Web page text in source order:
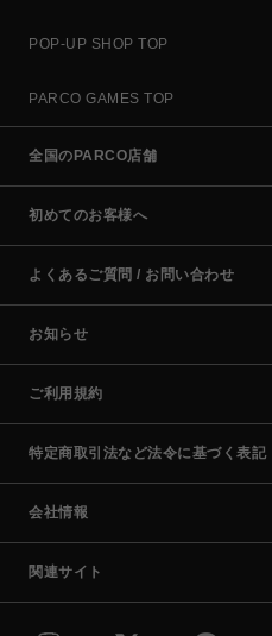
POP-UP SHOP TOP
PARCO GAMES TOP
全国のPARCO店舗
初めてのお客様へ
よくあるご質問 / お問い合わせ
お知らせ
ご利用規約
特定商取引法など法令に基づく表記
会社情報
関連サイト